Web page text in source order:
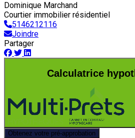
Dominique Marchand
Courtier immobilier résidentiel
5146212116
Joindre
Partager
Calculatrice
Obtenez votre pré-approbation